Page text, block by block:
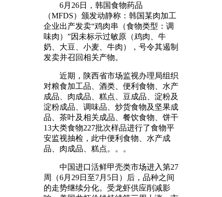
6月26日，韩国食物药品
（MFDS）颁发动静称：韩国某肉加工
企业出产发卖“鸡肉串（食物类型：调
味肉）”因未标示过敏原（鸡肉、牛
奶、大豆、小麦、牛肉），号令其遏制
发卖并召回相关产物。
近期，陕西省市场监视办理局组织
对粮食加工品、酒类、便利食物、水产
成品、肉成品、糕点、豆成品、淀粉及
淀粉成品、调味品、炒货食物及坚果成
品、茶叶及相关成品、餐饮食物、饼干
13大类食物227批次样品进行了食物平
安监视抽检，此中便利食物、水产成
品、肉成品、糕点。。。
中国进口活鲜甲壳类市场进入第27
周（6月29日至7月5日）后，品种之间
的走势继续分化。受龙虾供应削减影